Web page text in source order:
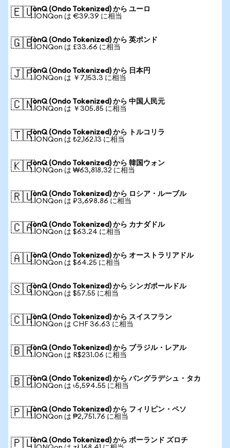
🇪🇺IonQ (Ondo Tokenized) から ユーロ
1 IONQon は €39.39 に相当
🇬🇧IonQ (Ondo Tokenized) から 英ポンド
1 IONQon は £33.66 に相当
🇯🇵IonQ (Ondo Tokenized) から 日本円
1 IONQon は ￥7,153.3 に相当
🇨🇳IonQ (Ondo Tokenized) から 中国人民元
1 IONQon は ￥305.85 に相当
🇹🇷IonQ (Ondo Tokenized) から トルコリラ
1 IONQon は ₺2,162.13 に相当
🇰🇷IonQ (Ondo Tokenized) から 韓国ウォン
1 IONQon は ₩63,818.32 に相当
🇷🇺IonQ (Ondo Tokenized) から ロシア・ルーブル
1 IONQon は ₽3,698.86 に相当
🇨🇦IonQ (Ondo Tokenized) から カナダドル
1 IONQon は $63.24 に相当
🇦🇺IonQ (Ondo Tokenized) から オーストラリアドル
1 IONQon は $64.25 に相当
🇸🇬IonQ (Ondo Tokenized) から シンガポールドル
1 IONQon は $57.55 に相当
🇨🇭IonQ (Ondo Tokenized) から スイスフラン
1 IONQon は CHF 36.63 に相当
🇧🇷IonQ (Ondo Tokenized) から ブラジル・レアル
1 IONQon は R$231.06 に相当
🇧🇩IonQ (Ondo Tokenized) から バングラデシュ・タカ
1 IONQon は ৳5,594.55 に相当
🇵🇭IonQ (Ondo Tokenized) から フィリピン・ペソ
1 IONQon は ₱2,751.76 に相当
🇵🇱IonQ (Ondo Tokenized) から ポーランド ズロチ